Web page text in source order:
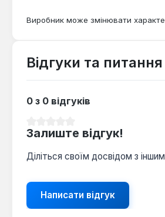
Виробник може змінювати
Відгуки та питання
0 з 0 відгуків
Залиште відгук!
Діліться своїм досвідом з
Написати відгук